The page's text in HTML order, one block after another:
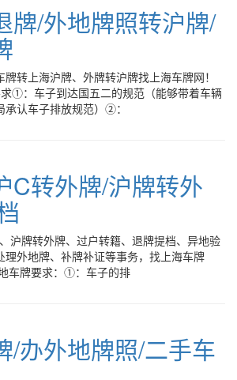
牌/外地牌照转沪牌/
转上海沪牌、外牌转沪牌找上海车牌网！
①：车子到达国五二的规范（能够带着车辆
认车子排放规范）②：
C转外牌/沪牌转外
沪牌转外牌、过户转籍、退牌提档、异地验
理外地牌、补牌补证等事务，找上海车牌
车牌要求：①：车子的排
/办外地牌照/二手车